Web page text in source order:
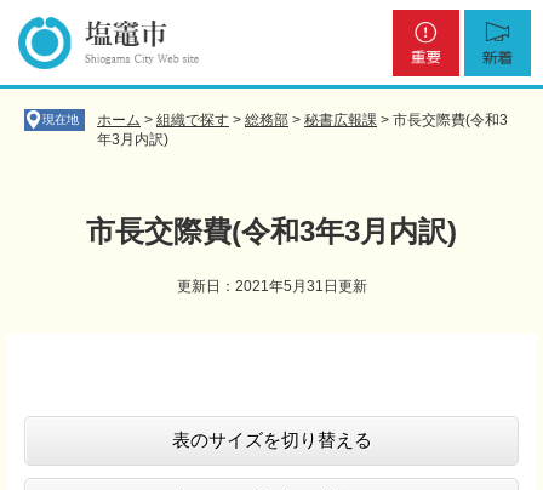
の
ー
現在地 ホーム > 組織で探す > 総務部 > 秘書広報課 > 市長交際費(令和3
年3月内訳)
市長交際費(令和3年3月内訳)
更新日：2021年5月31日更新
表のサイズを切り替える